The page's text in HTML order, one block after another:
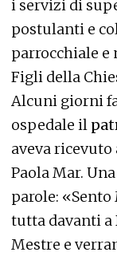
i servizi di
postulanti e
parrocchiale e
Figli della
Alcuni giorni
ospedale il
aveva ricevuto
Paola Mar.
parole:
tutta davanti a
Mestre e